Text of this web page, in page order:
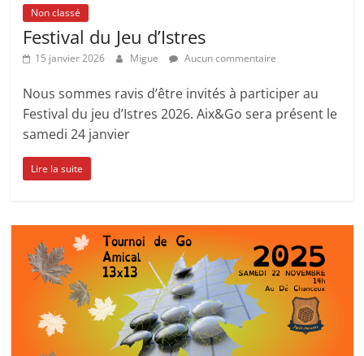
Non classé
Festival du Jeu d’Istres
15 janvier 2026 Migue Aucun commentaire
Nous sommes ravis d’être invités à participer au
Festival du jeu d’Istres 2026. Aix&Go sera présent le
samedi 24 janvier
Lire la suite